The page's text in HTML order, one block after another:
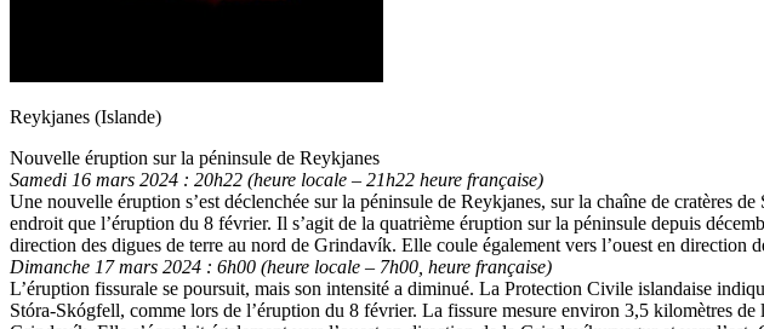
Reykjanes (Islande)
Nouvelle éruption sur la péninsule de Reykjanes
Samedi 16 mars 2024 : 20h22 (heure locale – 21h22 heure française)
Une nouvelle éruption s’est déclenchée sur la péninsule de Reykjanes, sur la chaîne de cratères
endroit que l’éruption du 8 février. Il s’agit de la quatrième éruption sur la péninsule depuis
direction des digues de terre au nord de Grindavík. Elle coule également vers l’ouest en
Dimanche 17 mars 2024 : 6h00 (heure locale – 7h00, heure française)
L’éruption fissurale se poursuit, mais son intensité a diminué. La Protection Civile islandaise
Stóra-Skógfell, comme lors de l’éruption du 8 février. La fissure mesure environ 3,5 kilomètres